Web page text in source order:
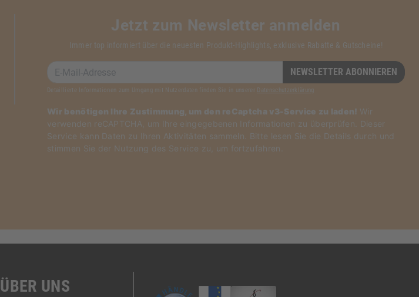
Jetzt zum Newsletter anmelden
Immer top informiert über die neuesten Produkt-Highlights, exklusive Rabatte & Gutscheine!
NEWSLETTER ABONNIEREN
Detaillierte Informationen zum Umgang mit Nutzerdaten finden Sie in unserer Datenschutzerklärung
Wir benötigen Ihre Zustimmung, um den reCaptcha v3-Service zu laden! Wir
verwenden reCAPTCHA, um Ihre eingegebenen Informationen zu überprüfen. Dieser
Service kann Daten zu Ihren Aktivitäten sammeln. Bitte lesen Sie die Details durch und
stimmen Sie der Nutzung des Service zu , um fortzufahren.
ÜBER UNS